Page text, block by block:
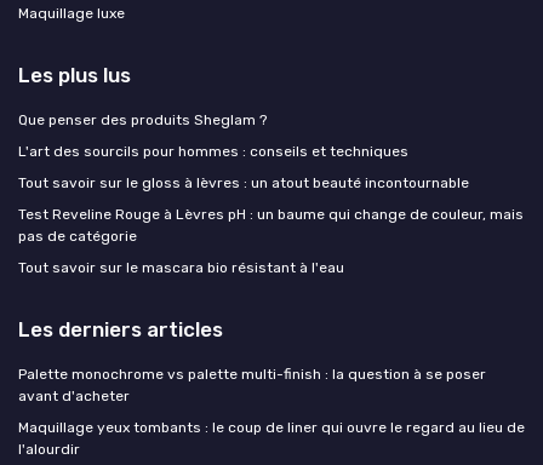
Maquillage luxe
Les plus lus
Que penser des produits Sheglam ?
L'art des sourcils pour hommes : conseils et techniques
Tout savoir sur le gloss à lèvres : un atout beauté incontournable
Test Reveline Rouge à Lèvres pH : un baume qui change de couleur, mais
pas de catégorie
Tout savoir sur le mascara bio résistant à l'eau
Les derniers articles
Palette monochrome vs palette multi-finish : la question à se poser
avant d'acheter
Maquillage yeux tombants : le coup de liner qui ouvre le regard au lieu de
l'alourdir